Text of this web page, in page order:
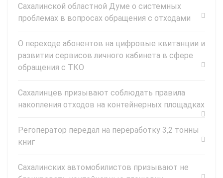
Сахалинской областной Думе о системных
проблемах в вопросах обращения с отходами
О переходе абонентов на цифровые квитанции и
развитии сервисов личного кабинета в сфере
обращения с ТКО
Сахалинцев призывают соблюдать правила
накопления отходов на контейнерных площадках
Регоператор передал на переработку 3,2 тонны
книг
Сахалинских автомобилистов призывают не